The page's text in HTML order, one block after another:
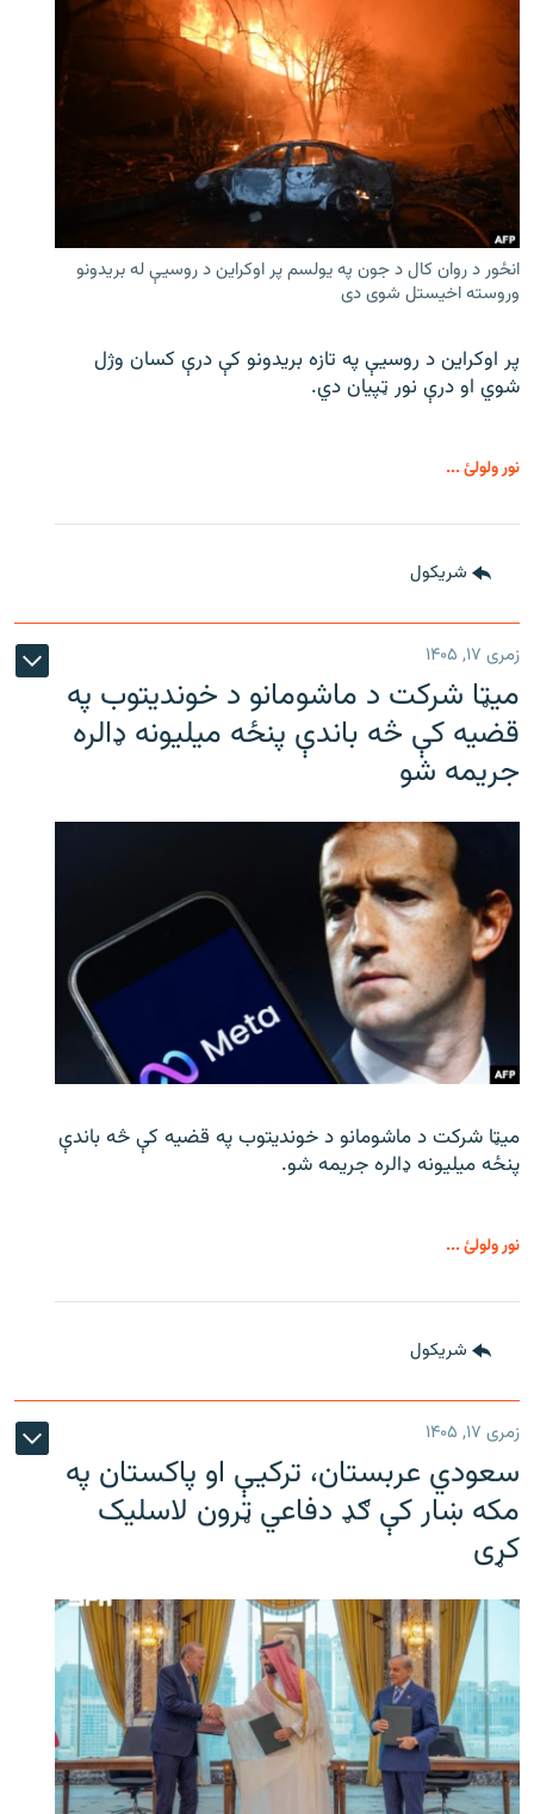
انځور د روان کال د جون په یولسم پر اوکراین د روسیې له بریدونو
وروسته اخیستل شوی دی
پر اوکراین د روسیې په تازه بریدونو کې درې کسان وژل
شوي او درې نور ټپیان دي.
نور ولولئ ...
شريکول
زمری ۱۷, ۱۴۰۵
میټا شرکت د ماشومانو د خوندیتوب په
قضیه کې څه باندې پنځه میلیونه ډالره
جریمه شو
میټا شرکت د ماشومانو د خوندیتوب په قضیه کې څه باندې
پنځه میلیونه ډالره جریمه شو.
نور ولولئ ...
شريکول
زمری ۱۷, ۱۴۰۵
سعودي عربستان، ترکیې او پاکستان په
مکه ښار کې ګډ دفاعي ټرون لاسلیک
کړی